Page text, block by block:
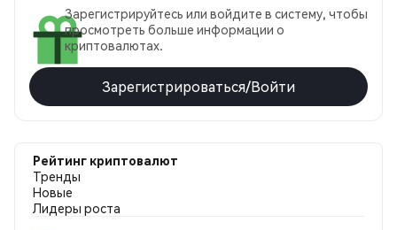
Зарегистрируйтесь или войдите в систему, чтобы
просмотреть больше информации о
криптовалютах.
Зарегистрироваться/Войти
Рейтинг криптовалют
Тренды
Новые
Лидеры роста